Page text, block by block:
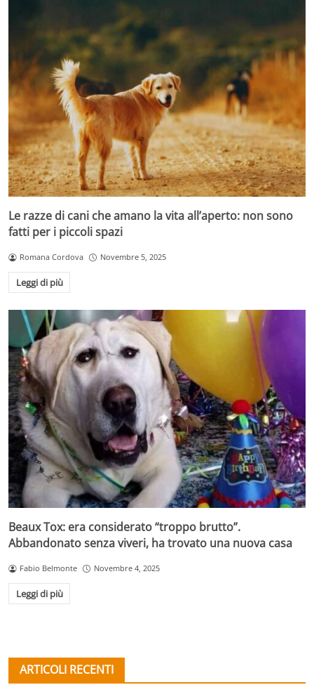
Le razze di cani che amano la vita all’aperto: non sono
fatti per i piccoli spazi
Romana Cordova Novembre 5, 2025
Leggi di più
Beaux Tox: era considerato “troppo brutto”.
Abbandonato senza viveri, ha trovato una nuova casa
Fabio Belmonte Novembre 4, 2025
Leggi di più
ARTICOLI RECENTI